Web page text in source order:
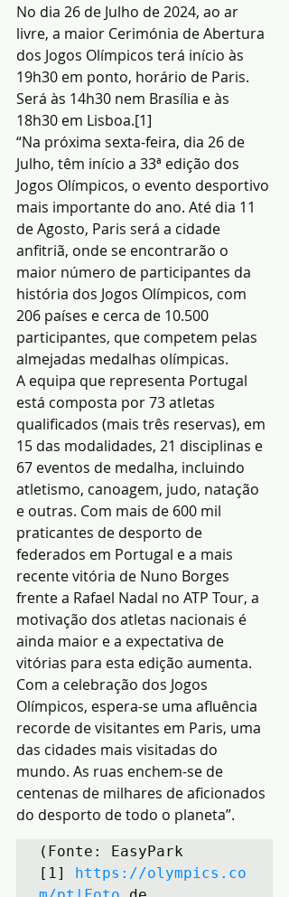
No dia 26 de Julho de 2024, ao ar
livre, a maior Cerimónia de Abertura
dos Jogos Olímpicos terá início às
19h30 em ponto, horário de Paris.
Será às 14h30 nem Brasília e às
18h30 em Lisboa.[1]
“Na próxima sexta-feira, dia 26 de
Julho, têm início a 33ª edição dos
Jogos Olímpicos, o evento desportivo
mais importante do ano. Até dia 11
de Agosto, Paris será a cidade
anfitriã, onde se encontrarão o
maior número de participantes da
história dos Jogos Olímpicos, com
206 países e cerca de 10.500
participantes, que competem pelas
almejadas medalhas olímpicas.
A equipa que representa Portugal
está composta por 73 atletas
qualificados (mais três reservas), em
15 das modalidades, 21 disciplinas e
67 eventos de medalha, incluindo
atletismo, canoagem, judo, natação
e outras. Com mais de 600 mil
praticantes de desporto de
federados em Portugal e a mais
recente vitória de Nuno Borges
frente a Rafael Nadal no ATP Tour, a
motivação dos atletas nacionais é
ainda maior e a expectativa de
vitórias para esta edição aumenta.
Com a celebração dos Jogos
Olímpicos, espera-se uma afluência
recorde de visitantes em Paris, uma
das cidades mais visitadas do
mundo. As ruas enchem-se de
centenas de milhares de aficionados
do desporto de todo o planeta”.
(Fonte: EasyPark
[1] https://olympics.co